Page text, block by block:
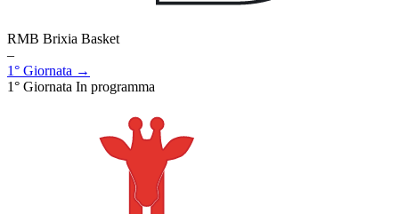
RMB Brixia Basket
–
1° Giornata →
1° Giornata In programma